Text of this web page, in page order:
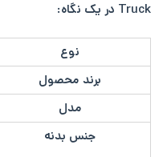
Truck در یک نگاه:
نوع
برند محصول
مدل
جنس بدنه